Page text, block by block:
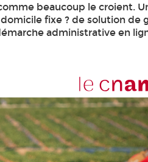
beaucoup le croient.
domicile fixe ? de solution
administrative en